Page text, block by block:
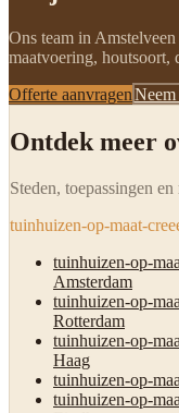
Ons team in
maatvoering, houtsoort,
Offerte aanvragenNeem
Ontdek meer
Steden, toepassingen
tuinhuizen-op-maat-
tuinhuizen-op-
Amsterdam
tuinhuizen-op-
Rotterdam
tuinhuizen-op-
Haag
tuinhuizen-op-
tuinhuizen-op-